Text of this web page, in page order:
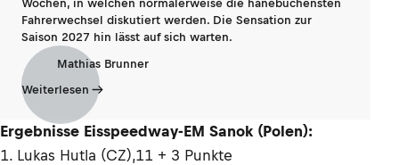
Wochen, in welchen normalerweise die hanebüchensten
Fahrerwechsel diskutiert werden. Die Sensation zur
Saison 2027 hin lässt auf sich warten.
Mathias Brunner
Weiterlesen
Ergebnisse Eisspeedway-EM Sanok (Polen):
1. Lukas Hutla (CZ),11 + 3 Punkte